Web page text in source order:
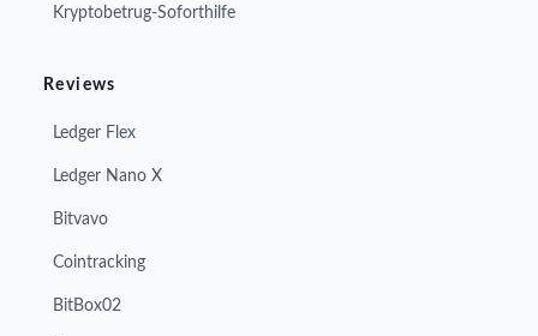
Kryptobetrug-Soforthilfe
Reviews
Ledger Flex
Ledger Nano X
Bitvavo
Cointracking
BitBox02